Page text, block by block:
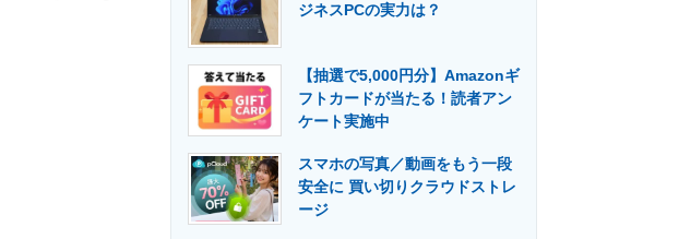
ジネスPCの実力は？
【抽選で5,000円分】Amazonギ
フトカードが当たる！読者アン
ケート実施中
スマホの写真／動画をもう一段
安全に 買い切りクラウドストレ
ージ